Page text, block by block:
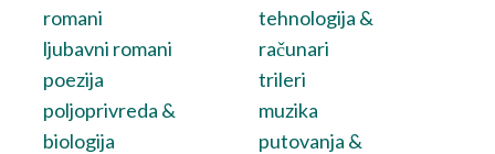
romani
ljubavni romani
poezija
poljoprivreda &
biologija
tehnologija &
računari
trileri
muzika
putovanja &